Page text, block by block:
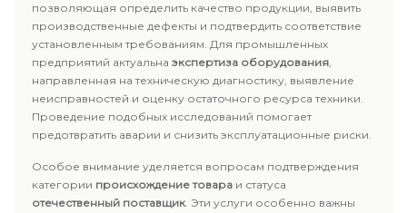
позволяющая определить качество продукции, выявить
производственные дефекты и подтвердить соответствие
установленным требованиям. Для промышленных
предприятий актуальна экспертиза оборудования,
направленная на техническую диагностику, выявление
неисправностей и оценку остаточного ресурса техники.
Проведение подобных исследований помогает
предотвратить аварии и снизить эксплуатационные риски.
Особое внимание уделяется вопросам подтверждения
категории происхождение товара и статуса
отечественный поставщик. Эти услуги особенно важны